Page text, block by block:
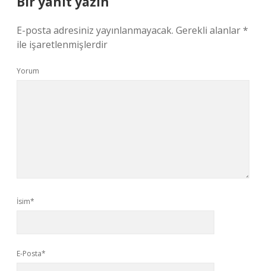
E-posta adresiniz yayınlanmayacak. Gerekli alanlar*
ile işaretlenmişlerdir
Yorum
İsim*
E-Posta*